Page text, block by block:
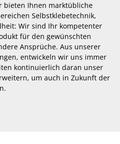
bieten Ihnen marktübliche
Selbstklebetechnik,
Wir sind Ihr kompetenter
für den gewünschten
Ansprüche. Aus unserer
entwickeln wir uns immer
kontinuierlich daran unser
um auch in Zukunft der